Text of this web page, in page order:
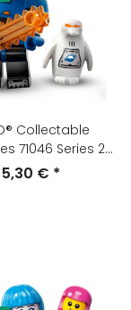
Collectable
71046 Series 26
5,30 € *